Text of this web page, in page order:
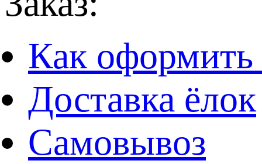
Как оформить
Доставка ёлок
Самовывоз